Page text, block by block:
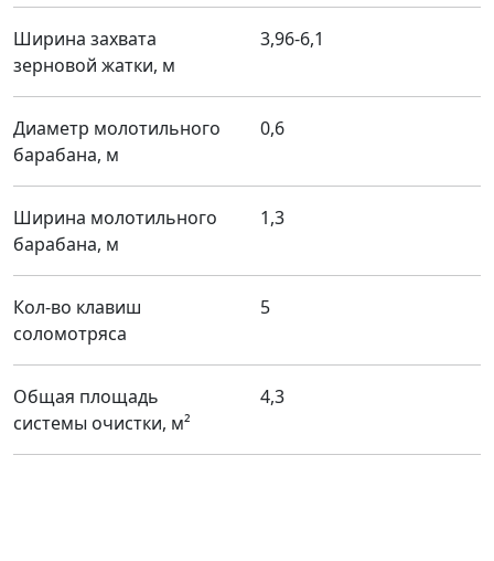
Ширина захвата
зерновой жатки, м
3,96-6,1
Диаметр молотильного
барабана, м
0,6
Ширина молотильного
барабана, м
1,3
Кол-во клавиш
соломотряса
5
Общая площадь
системы очистки, м²
4,3